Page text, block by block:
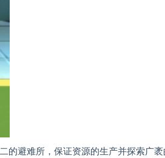
的避难所，保证资源的生产并探索广袤